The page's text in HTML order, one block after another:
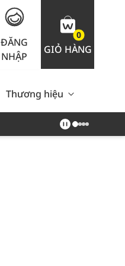
ĐĂNG
NHẬP
0
GIỎ HÀNG
Nam Giới Chăm Sóc
Thương hiệu